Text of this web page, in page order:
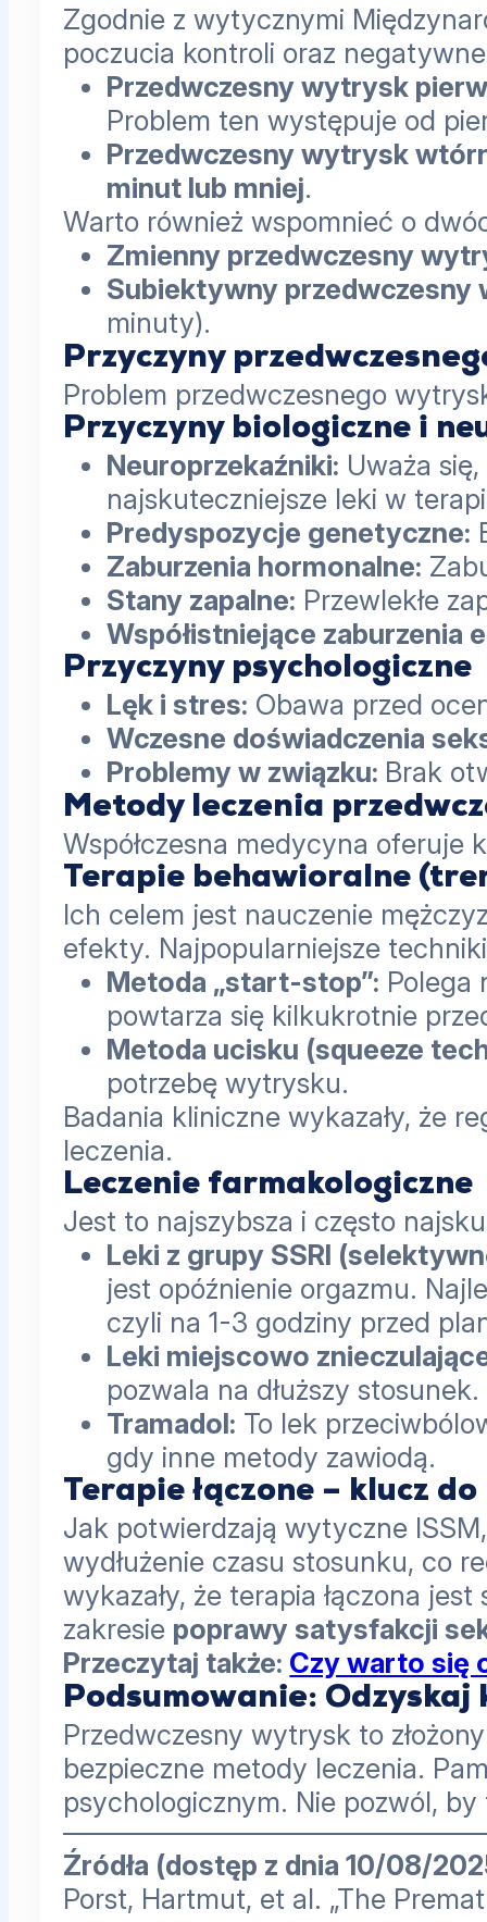
Zgodnie z wytycznymi
poczucia kontroli oraz
Przedwczesny wytrysk
Problem ten występuje od
Przedwczesny wytrysk
minut lub mniej.
Warto również wspomnieć o
Zmienny przedwczesny
Subiektywny przedwczesny
minuty).
Przyczyny
Problem przedwczesnego
Przyczyny biologiczne i
Neuroprzekaźniki: Uważa
najskuteczniejsze leki w
Predyspozycje genetyczne:
Zaburzenia hormonalne:
Stany zapalne: Przewlekłe
Współistniejące zaburzenia
Przyczyny psychologiczne
Lęk i stres: Obawa przed
Wczesne doświadczenia
Problemy w związku: Brak
Metody leczenia
Współczesna medycyna oferuje
Terapie behawioralne
Ich celem jest nauczenie
efekty. Najpopularniejsze
Metoda „start-stop”: Polega
powtarza się kilkukrotnie
Metoda ucisku (squeeze
potrzebę wytrysku.
Badania kliniczne wykazały, że
leczenia.
Leczenie farmakologiczne
Jest to najszybsza i często
Leki z grupy SSRI
jest opóźnienie orgazmu.
czyli na 1-3 godziny przed
Leki miejscowo
pozwala na dłuższy stosunek.
Tramadol: To lek
gdy inne metody zawiodą.
Terapie łączone – klucz
Jak potwierdzają wytyczne
wydłużenie czasu stosunku, co
wykazały, że terapia łączona
zakresie poprawy satysfakcji
Przeczytaj także: Czy warto się
Podsumowanie:
Przedwczesny wytrysk to
bezpieczne metody leczenia.
psychologicznym. Nie pozwól,
Źródła (dostęp z dnia 10/08/
Porst, Hartmut, et al. „The